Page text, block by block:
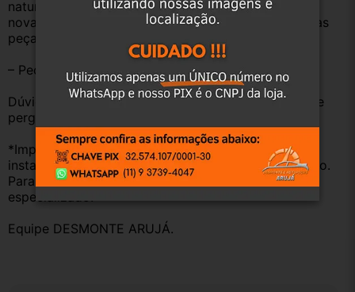
natural pelo tempo. Peças perfeitas são apenas as
novas e sem uso. No entanto, garantimos que nossas
peças estão em BOM ESTADO e foram testadas.
– Peças são ORIGINAIS USADAS.
Dúvidas sobre uso ou aplicação, utilizar o campo de
perguntas;
*Importante: Não nos responsabilizamos por
instalações inadequadas ou uso indevido do produto.
Para evitar problemas, consulte um profissional
especializado.
Equipe DESMONTE ARUJÁ.